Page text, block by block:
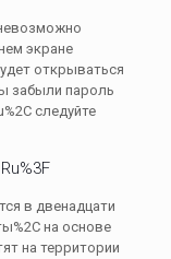
экране
открываться
забыли пароль
следуйте
в двенадцати
на основе
на территории